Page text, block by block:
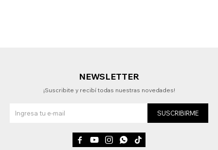
NEWSLETTER
¡Suscribite y recibí todas nuestras novedades!
SUSCRIBIRME
    